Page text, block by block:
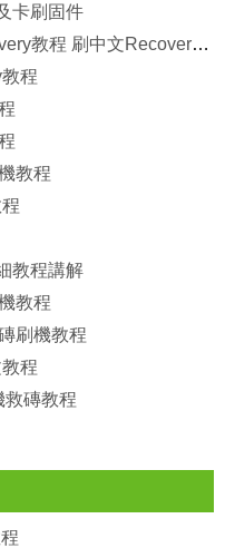
卡刷固件
聯想樂檬K3（K30-T）刷Recovery教程 刷中文Recovery教程
程
教程
教程講解
教程
刷機教程
程
救磚教程